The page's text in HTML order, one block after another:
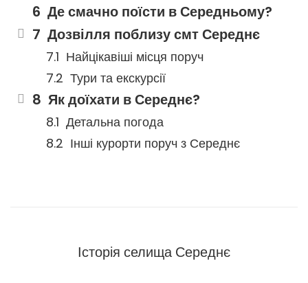
Де смачно поїсти в Середньому?
Дозвілля поблизу смт Середнє
Найцікавіші місця поруч
Тури та екскурсії
Як доїхати в Середнє?
Детальна погода
Інші курорти поруч з Середнє
Історія селища Середнє